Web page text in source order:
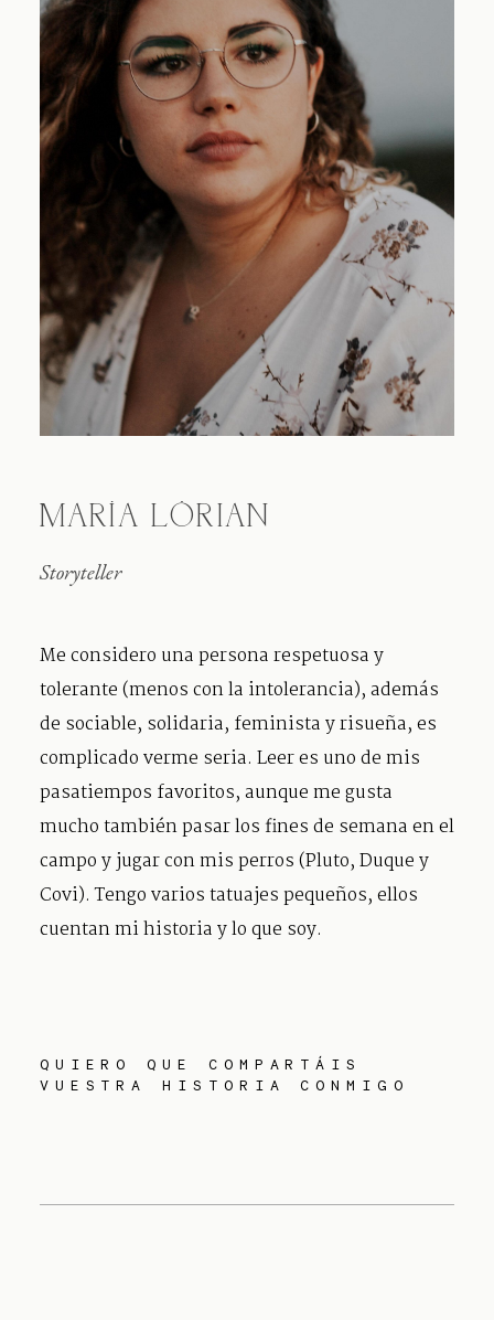
MARÍA LÓRIAN
Storyteller
Me considero una persona respetuosa y
tolerante (menos con la intolerancia), además
de sociable, solidaria, feminista y risueña, es
complicado verme seria. Leer es uno de mis
pasatiempos favoritos, aunque me gusta
mucho también pasar los fines de semana en el
campo y jugar con mis perros (Pluto, Duque y
Covi). Tengo varios tatuajes pequeños, ellos
cuentan mi historia y lo que soy.
QUIERO QUE COMPARTÁIS
VUESTRA HISTORIA CONMIGO